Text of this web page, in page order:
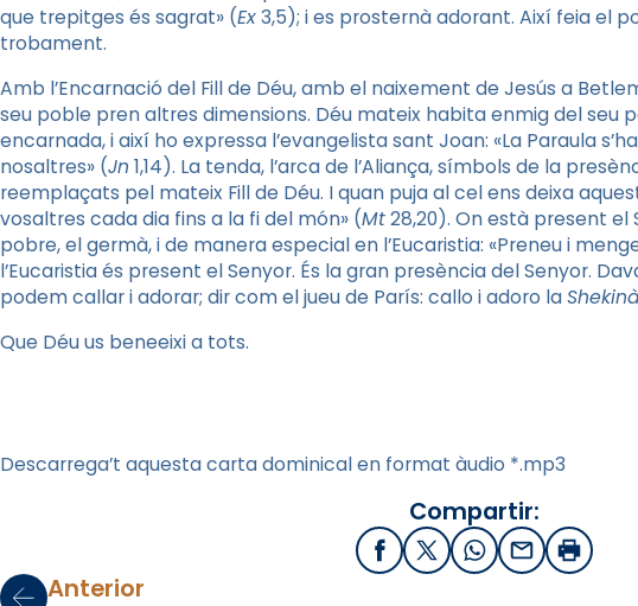
que trepitges és sagrat» (Ex3,5); i es prosternà adorant. Així feia el
trobament.
Amb l’Encarnació del Fill de Déu, amb el naixement de Jesús a
seu poble pren altres dimensions. Déu mateix habita enmig del seu
encarnada, i així ho expressa l’evangelista sant Joan: «La Paraula
nosaltres» (Jn 1,14). La tenda, l’arca de l’Aliança, símbols de la
reemplaçats pel mateix Fill de Déu. I quan puja al cel ens deixa
vosaltres cada dia fins a la fi del món» (Mt28,20). On està present el
pobre, el germà, i de manera especial en l’Eucaristia: «Preneu i
l’Eucaristia és present el Senyor. És la gran presència del Senyor.
podem callar i adorar; dir com el jueu de París: callo i adoro la
Que Déu us beneeixi a tots.
Descarrega’t aquesta carta dominical en format àudio *.mp3
Compartir:
FacebookX / Twitter
WhatsApp
EmailImprimir
Anterior